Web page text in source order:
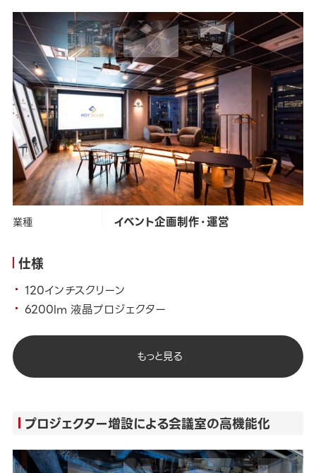
カテゴリー オフィス
タグ #スピーカー#プロジェクター
クライアント 株式会社ホットスケープ
業種 イベント企画制作・運営
仕様
120インチスクリーン
6200lm 液晶プロジェクター
もっと見る
プロジェクター増設による会議室の高機能化